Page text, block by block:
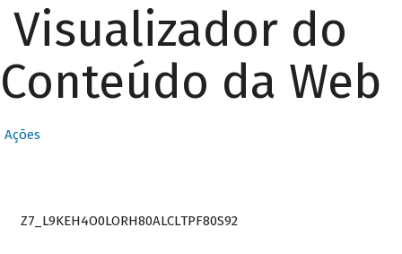
Visualizador do
Conteúdo da Web
Ações
Z7_L9KEH4O0LORH80ALCLTPF80S92